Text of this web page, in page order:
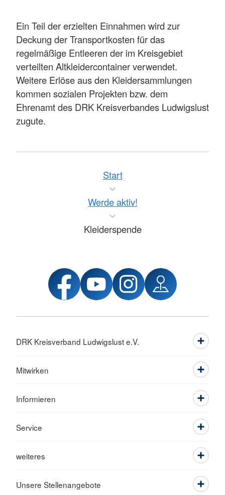
Ein Teil der erzielten Einnahmen wird zur
Deckung der Transportkosten für das
regelmäßige Entleeren der im Kreisgebiet
verteilten Altkleidercontainer verwendet.
Weitere Erlöse aus den Kleidersammlungen
kommen sozialen Projekten bzw. dem
Ehrenamt des DRK Kreisverbandes Ludwigslust
zugute.
Start
Werde aktiv!
Kleiderspende
DRK Kreisverband Ludwigslust e.V.
Mitwirken
Informieren
Service
weiteres
Unsere Stellenangebote